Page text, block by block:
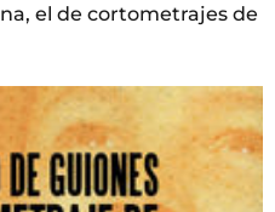
el de cortometrajes de